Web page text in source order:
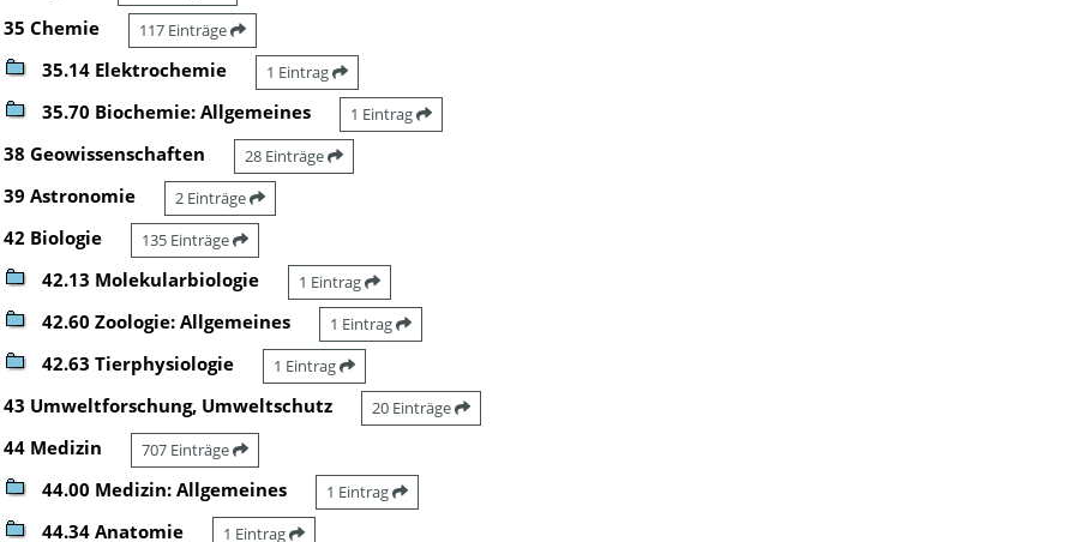
35 Chemie 117 Einträge
35.14 Elektrochemie 1 Eintrag
35.70 Biochemie: Allgemeines 1 Eintrag
38 Geowissenschaften 28 Einträge
39 Astronomie 2 Einträge
42 Biologie 135 Einträge
42.13 Molekularbiologie 1 Eintrag
42.60 Zoologie: Allgemeines 1 Eintrag
42.63 Tierphysiologie 1 Eintrag
43 Umweltforschung, Umweltschutz 20 Einträge
44 Medizin 707 Einträge
44.00 Medizin: Allgemeines 1 Eintrag
44.34 Anatomie 1 Eintrag